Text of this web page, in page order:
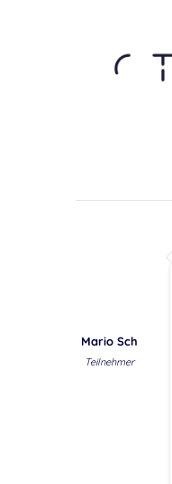
Mario Sch
Teilnehmer